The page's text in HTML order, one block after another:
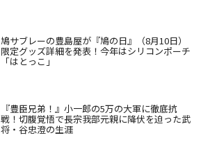
鳩サブレーの豊島屋が『鳩の日』（8月10日）
限定グッズ詳細を発表！今年はシリコンポーチ
「はとっこ」
『豊臣兄弟！』小一郎の5万の大軍に徹底抗
戦！切腹覚悟で長宗我部元親に降伏を迫った武
将・谷忠澄の生涯